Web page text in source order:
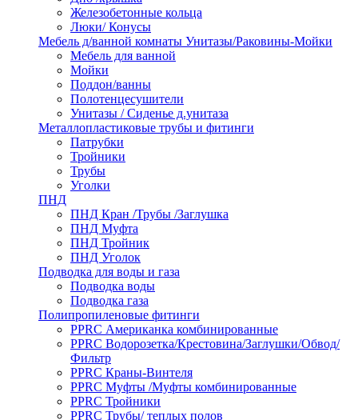
Железобетонные кольца
Люки/ Конусы
Мебель д/ванной комнаты Унитазы/Раковины-Мойки
Мебель для ванной
Мойки
Поддон/ванны
Полотенцесушители
Унитазы / Сиденье д.унитаза
Металлопластиковые трубы и фитинги
Патрубки
Тройники
Трубы
Уголки
ПНД
ПНД Кран /Трубы /Заглушка
ПНД Муфта
ПНД Тройник
ПНД Уголок
Подводка для воды и газа
Подводка воды
Подводка газа
Полипропиленовые фитинги
PPRC Американка комбинированные
PPRC Водорозетка/Крестовина/Заглушки/Обвод/
Фильтр
PPRC Краны-Винтеля
PPRC Муфты /Муфты комбинированные
PPRC Тройники
PPRC Трубы/ теплых полов